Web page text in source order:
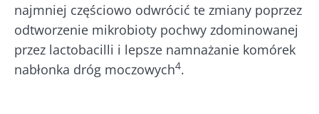
najmniej częściowo odwrócić te zmiany poprzez
odtworzenie mikrobioty pochwy zdominowanej
przez lactobacilli i lepsze namnażanie komórek
nabłonka dróg moczowych4.